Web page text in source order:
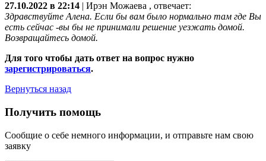
27.10.2022 в 22:14 Ирэн Можаева , отвечает:
Здравствуйте Алена. Если бы вам было нормально там где Вы
есть сейчас -вы бы не принимали решение уезжать домой.
Возвращайтесь домой.
Для того чтобы дать ответ на вопрос нужно
зарегистрироваться.
Вернуться назад
Получить помощь
Сообщие о себе немного информации, и отправьте нам свою
заявку